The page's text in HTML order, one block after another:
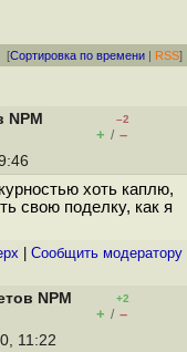
[Сортировка по времени | RSS]
NPM
–2
+ / –
хоть каплю,
свою поделку, как я
Cообщить модератору
NPM
+2
+ / –
11:22